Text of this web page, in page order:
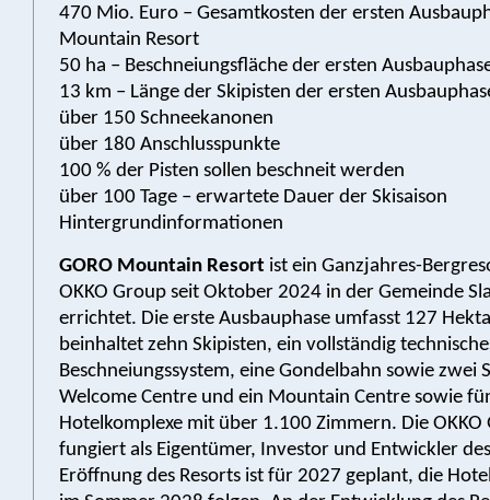
470 Mio. Euro – Gesamtkosten der ersten
Mountain Resort
50 ha – Beschneiungsfläche der ersten
13 km – Länge der Skipisten der ersten
über 150 Schneekanonen
über 180 Anschlusspunkte
100 % der Pisten sollen beschneit werden
über 100 Tage – erwartete Dauer der Skisaison
Hintergrundinformationen
GORO Mountain Resort ist ein Ganzjahres-
OKKO Group seit Oktober 2024 in der Gemeinde
errichtet. Die erste Ausbauphase umfasst 127
beinhaltet zehn Skipisten, ein vollständig
Beschneiungssystem, eine Gondelbahn sowie zwei
Welcome Centre und ein Mountain Centre sowie
Hotelkomplexe mit über 1.100 Zimmern. Die OKKO
fungiert als Eigentümer, Investor und Entwickler
Eröffnung des Resorts ist für 2027 geplant, die